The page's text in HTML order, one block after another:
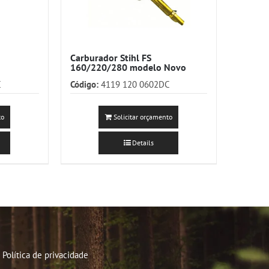
Carburador Stihl FS
160/220/280 modelo Novo
Código:4119 120 0602DC
Solicitar orçamento
Details
Política de privacidade